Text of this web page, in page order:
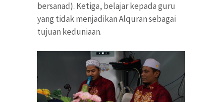
bersanad). Ketiga, belajar kepada guru
yang tidak menjadikan Alquran sebagai
tujuan keduniaan.